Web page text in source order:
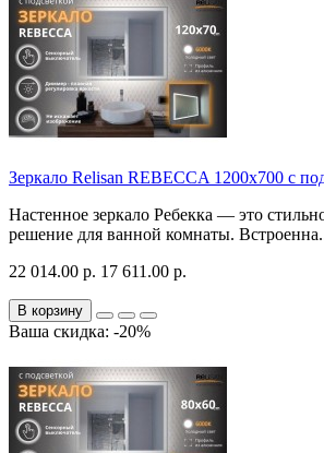
Зеркало Relisan REBECCA 1200х700 с
Настенное зеркало Ребекка — это
решение для ванной комнаты.
22 014.00 р. 17 611.00 р.
В корзину
Ваша скидка: -20%